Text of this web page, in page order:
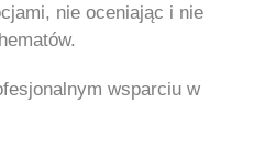
nie oceniając i nie
wsparciu w